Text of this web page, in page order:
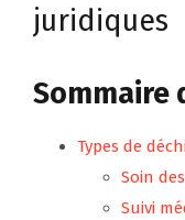
juridiques
Sommaire
Types de
Soin
Suivi